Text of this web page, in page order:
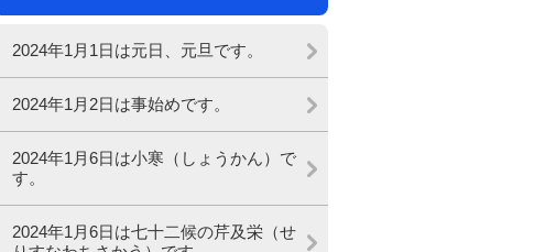
2024年1月1日は元日、元旦です。
2024年1月2日は事始めです。
2024年1月6日は小寒（しょうかん）で
す。
2024年1月6日は七十二候の芹及栄（せ